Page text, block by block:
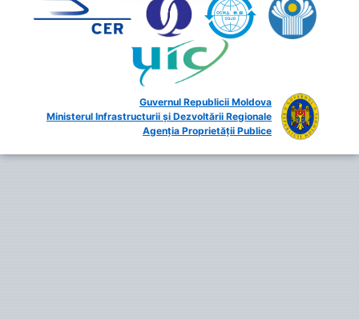
Guvernul Republicii Moldova
Ministerul Infrastructurii și Dezvoltării Regionale
Agenția Proprietății Publice